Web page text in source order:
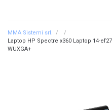
MMA Sistemi srl. /
/
Laptop HP Spectre x360 Laptop 14-
WUXGA+